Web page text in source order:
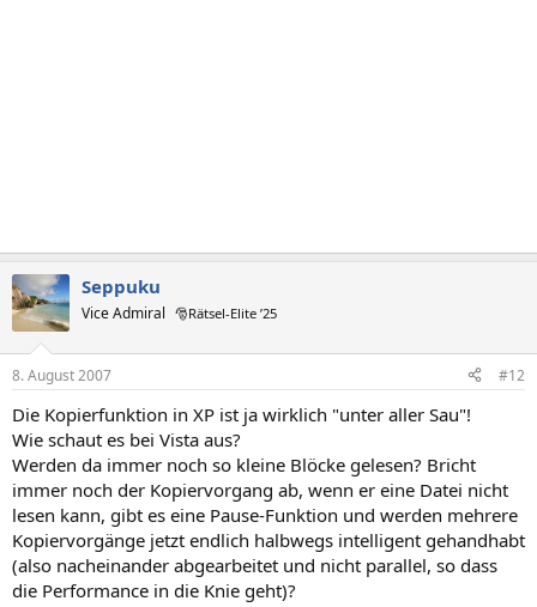
Seppuku
Vice Admiral 🎅Rätsel-Elite ’25
8. August 2007 #12
Die Kopierfunktion in XP ist ja wirklich "unter aller Sau"!
Wie schaut es bei Vista aus?
Werden da immer noch so kleine Blöcke gelesen? Bricht
immer noch der Kopiervorgang ab, wenn er eine Datei nicht
lesen kann, gibt es eine Pause-Funktion und werden mehrere
Kopiervorgänge jetzt endlich halbwegs intelligent gehandhabt
(also nacheinander abgearbeitet und nicht parallel, so dass
die Performance in die Knie geht)?